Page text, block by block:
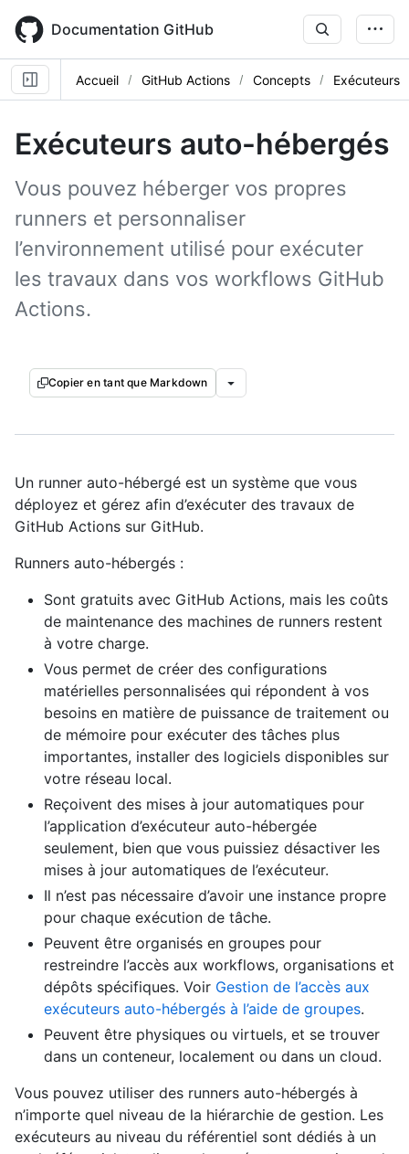
main
content
Documentation GitHub
Accueil GitHub Actions Concepts Exécuteurs
Exécuteurs auto-hébergés
Vous pouvez héberger vos propres
runners et personnaliser
l’environnement utilisé pour exécuter
les travaux dans vos workflows GitHub
Actions.
Copier en tant que Markdown
Un runner auto-hébergé est un système que vous
déployez et gérez afin d’exécuter des travaux de
GitHub Actions sur GitHub.
Runners auto-hébergés :
Sont gratuits avec GitHub Actions, mais les coûts
de maintenance des machines de runners restent
à votre charge.
Vous permet de créer des configurations
matérielles personnalisées qui répondent à vos
besoins en matière de puissance de traitement ou
de mémoire pour exécuter des tâches plus
importantes, installer des logiciels disponibles sur
votre réseau local.
Reçoivent des mises à jour automatiques pour
l’application d’exécuteur auto-hébergée
seulement, bien que vous puissiez désactiver les
mises à jour automatiques de l’exécuteur.
Il n’est pas nécessaire d’avoir une instance propre
pour chaque exécution de tâche.
Peuvent être organisés en groupes pour
restreindre l’accès aux workflows, organisations et
dépôts spécifiques. Voir Gestion de l’accès aux
exécuteurs auto-hébergés à l’aide de groupes.
Peuvent être physiques ou virtuels, et se trouver
dans un conteneur, localement ou dans un cloud.
Vous pouvez utiliser des runners auto-hébergés à
n’importe quel niveau de la hiérarchie de gestion. Les
exécuteurs au niveau du référentiel sont dédiés à un